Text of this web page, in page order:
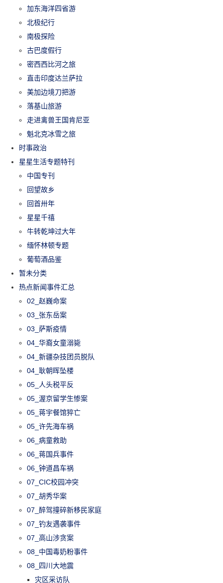
加东海洋四省游
北极纪行
南极探险
古巴度假行
密西西比河之旅
直击印度达兰萨拉
美加边境刀把游
落基山旅游
走进禽兽王国肯尼亚
魁北克冰雪之旅
时事政治
星星生活专题特刊
中国专刊
回望故乡
回首卅年
星星千禧
牛转乾坤过大年
缅怀林顿专题
葡萄酒品鉴
暂未分类
热点新闻事件汇总
02_赵巍命案
03_张东岳案
03_萨斯疫情
04_华裔女童溺毙
04_新疆杂技团员脱队
04_耿朝晖坠楼
05_人头税平反
05_渥京留学生惨案
05_蒋宇餐馆猝亡
05_许先海车祸
06_病童救助
06_蒋国兵事件
06_钟道昌车祸
07_CIC校园冲突
07_胡秀华案
07_醉驾撞碎新移民家庭
07_钓友遇袭事件
07_高山涉贪案
08_中国毒奶粉事件
08_四川大地震
灾区采访队